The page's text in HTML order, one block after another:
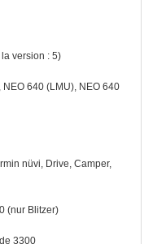
version : 5)
640 (LMU), NEO 640
nüvi, Drive, Camper,
(nur Blitzer)
3300